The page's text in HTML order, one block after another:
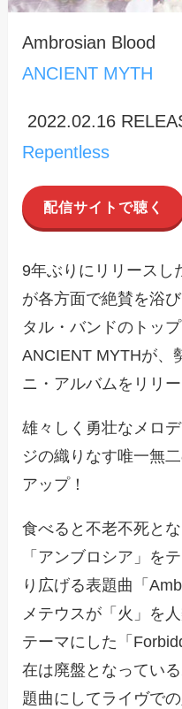
Ambrosian Blood
ANCIENT MYTH
2022.02.16
Repentless
配信サイトで聴く
9年ぶりにリリースし
が各方面で絶賛を浴
タル・バンドのトッ
ANCIENT MYTHが、
ニ・アルバムをリリー
雄々しく勇壮なメロ
ジの織りなす唯一無
アップ！
食べると不老不死と
「アンブロシア」を
り広げる表題曲「
メテウスが「火」を
テーマにした「
在は廃盤となってい
題曲にしてライヴで